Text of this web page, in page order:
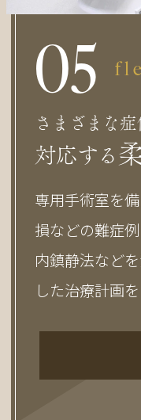
05
さまざまな
対応する
専用手術室を
損などの難症
内鎮静法など
した治療計画